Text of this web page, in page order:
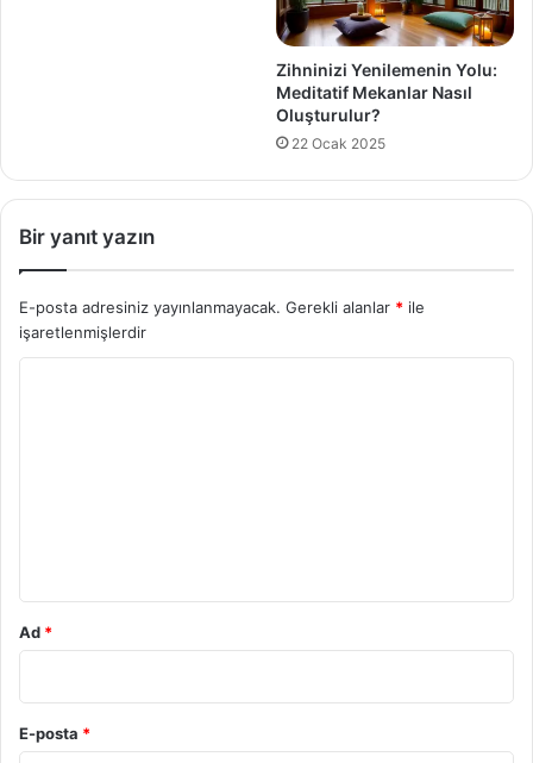
Zihninizi Yenilemenin Yolu:
Meditatif Mekanlar Nasıl
Oluşturulur?
22 Ocak 2025
Bir yanıt yazın
E-posta adresiniz yayınlanmayacak. Gerekli alanlar * ile
işaretlenmişlerdir
Ad *
E-posta *